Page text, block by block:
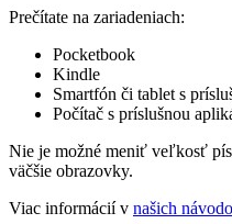
Prečítate na zariadeniach:
Pocketbook
Kindle
Smartfón či tablet s
Počítač s príslušnou
Nie je možné meniť veľkosť
väčšie obrazovky.
Viac informácií v našich